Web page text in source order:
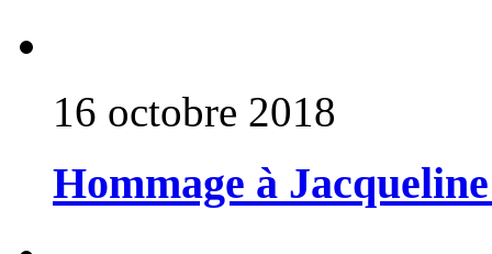
16 octobre 2018
Hommage à